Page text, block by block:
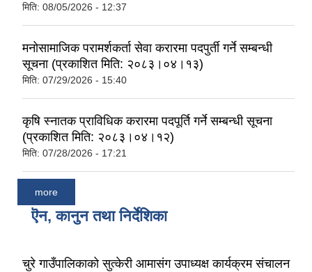
मिति: 08/05/2026 - 12:37
मनोसामाजिक परामर्शकर्ता सेवा करारमा पदपुर्ती गर्ने सम्बन्धी
सूचना (प्रकाशित मिति: २०८३।०४।१३)
मिति: 07/29/2026 - 15:40
कृषि स्नातक प्राविधिक करारमा पदपूर्ति गर्ने सम्बन्धी सूचना
(प्रकाशित मिति: २०८३।०४।१२)
मिति: 07/28/2026 - 17:21
more
ऎन, कानुन तथा निर्देशिका
चुरे गाउँपालिकाको सुत्केरी आमासंग उपाध्यक्ष कार्यक्रम संचालन